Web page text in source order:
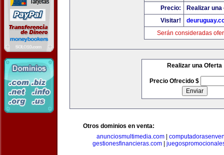
Precio:
Realizar
Visitar!
Serán consideradas
Realizar una Oferta
Precio Ofrecido $
Otros dominios en venta:
anunciosmultimedia.com
gestionesfinancieras.com